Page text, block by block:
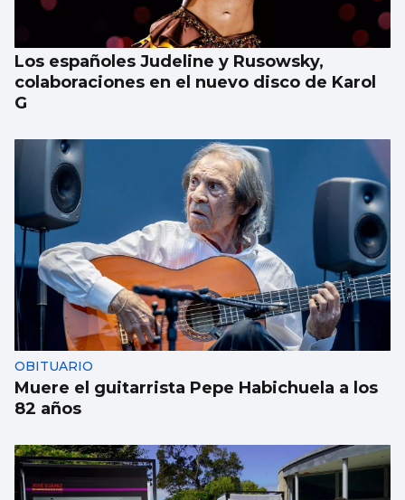
Los españoles Judeline y Rusowsky,
colaboraciones en el nuevo disco de Karol
G
OBITUARIO
Muere el guitarrista Pepe Habichuela a los
82 años